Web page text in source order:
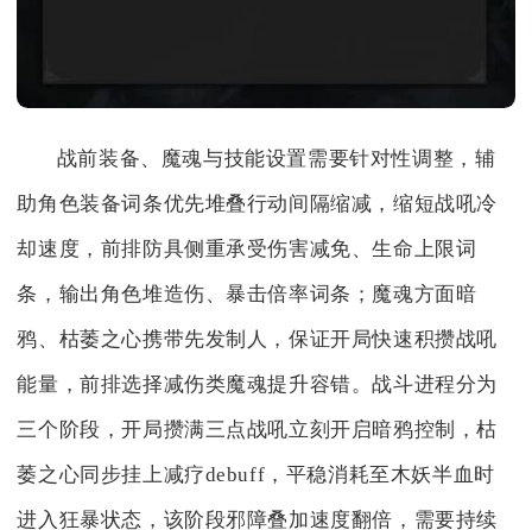
战前装备、魔魂与技能设置需要针对性调整，辅
助角色装备词条优先堆叠行动间隔缩减，缩短战吼冷
却速度，前排防具侧重承受伤害减免、生命上限词
条，输出角色堆造伤、暴击倍率词条；魔魂方面暗
鸦、枯萎之心携带先发制人，保证开局快速积攒战吼
能量，前排选择减伤类魔魂提升容错。战斗进程分为
三个阶段，开局攒满三点战吼立刻开启暗鸦控制，枯
萎之心同步挂上减疗debuff，平稳消耗至木妖半血时
进入狂暴状态，该阶段邪障叠加速度翻倍，需要持续